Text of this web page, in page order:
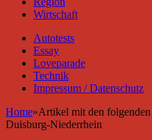
Wirtschaft
Autotests
Essay
Loveparade
Technik
Impressum / Datenschutz
Home»Artikel mit den
Duisburg-Niederrhein